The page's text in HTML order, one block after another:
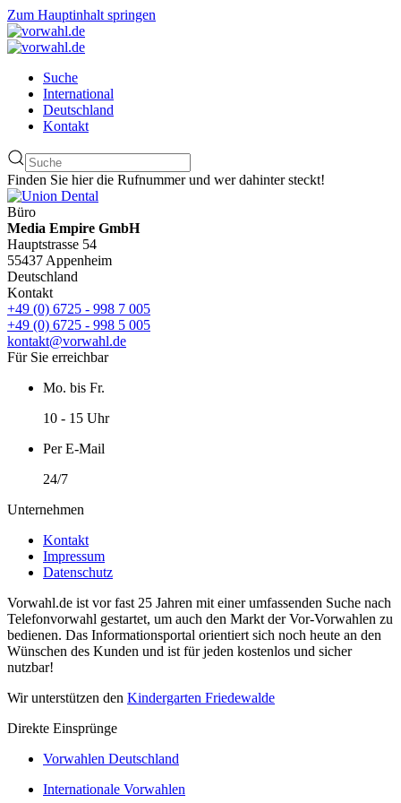
Zum Hauptinhalt springen
Suche
International
Deutschland
Kontakt
Finden Sie hier die Rufnummer und wer dahinter steckt!
Büro
Media Empire GmbH
Hauptstrasse 54
55437 Appenheim
Deutschland
Kontakt
+49 (0) 6725 - 998 7 005
+49 (0) 6725 - 998 5 005
kontakt@vorwahl.de
Für Sie erreichbar
Mo. bis Fr.
10 - 15 Uhr
Per E-Mail
24/7
Unternehmen
Kontakt
Impressum
Datenschutz
Vorwahl.de ist vor fast 25 Jahren mit einer umfassenden Suche nach
Telefonvorwahl gestartet, um auch den Markt der Vor-Vorwahlen zu
bedienen. Das Informationsportal orientiert sich noch heute an den
Wünschen des Kunden und ist für jeden kostenlos und sicher
nutzbar!
Wir unterstützen den Kindergarten Friedewalde
Direkte Einsprünge
Vorwahlen Deutschland
Internationale Vorwahlen